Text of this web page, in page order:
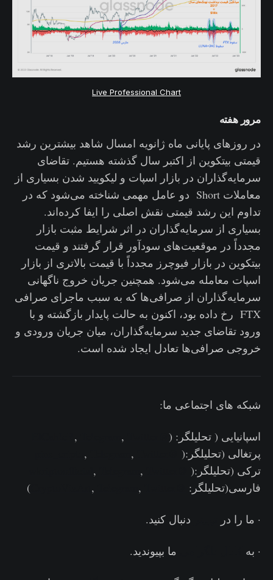
Live Professional Chart
مرور هفته
در روزهای پایانی ماه ژانویه امسال شاهد بیشترین رشد
قیمتی بیتکوین از اکتبر سال گذشته هستیم. تقاضای
سرمایه‌گذاران در بازار اسپات و لیکویید شدن بسیاری از
معاملات Short دو عامل مهمی شناخته می‌شود که در
تداوم این رشد قیمتی نقش اصلی را ایفا کرده‌اند.
بسیاری از سرمایه‌گذاران در اثر شرایط مثبت بازار
مجدداً در موقعیت‌های سودآور قرار گرفتند و قیمت
بیتکوین در بازار فیوچرز مجدداً با قیمت بالاتری از بازار
اسپات معامله می‌شود. همچنین جریان خروج ناگهانی
سرمایه‌گذاران از صرافی‌ها که به سبب ماجرای صرافی
FTX رخ داده بود، اکنون به حالت پایدار بازگشته و با
ورود تقاضای جدید سرمایه‌گذاران، میان جریان ورودی و
خروجی صرافی‌ها تعادل ایجاد شده است.
شبکه های اجتماعی ما:
اسپانیایی ( تحلیلگر: ( , ,
پرتغالی (تحلیلگر:(
, ,
ترکی (تحلیلگر:(
, ,
فارسی(تحلیلگر:
, ,
)
· ما را در دنبال کنید.
· به ما بپیوندید.